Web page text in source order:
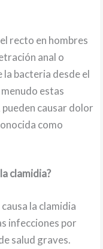
recto en hombres
anal o
bacteria desde el
estas
causar dolor
como
clamidia?
la clamidia
infecciones por
salud graves.